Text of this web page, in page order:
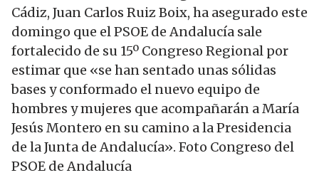
Cádiz, Juan Carlos Ruiz Boix, ha asegurado este
domingo que el PSOE de Andalucía sale
fortalecido de su 15º Congreso Regional por
estimar que «se han sentado unas sólidas
bases y conformado el nuevo equipo de
hombres y mujeres que acompañarán a María
Jesús Montero en su camino a la Presidencia
de la Junta de Andalucía». Foto Congreso del
PSOE de Andalucía